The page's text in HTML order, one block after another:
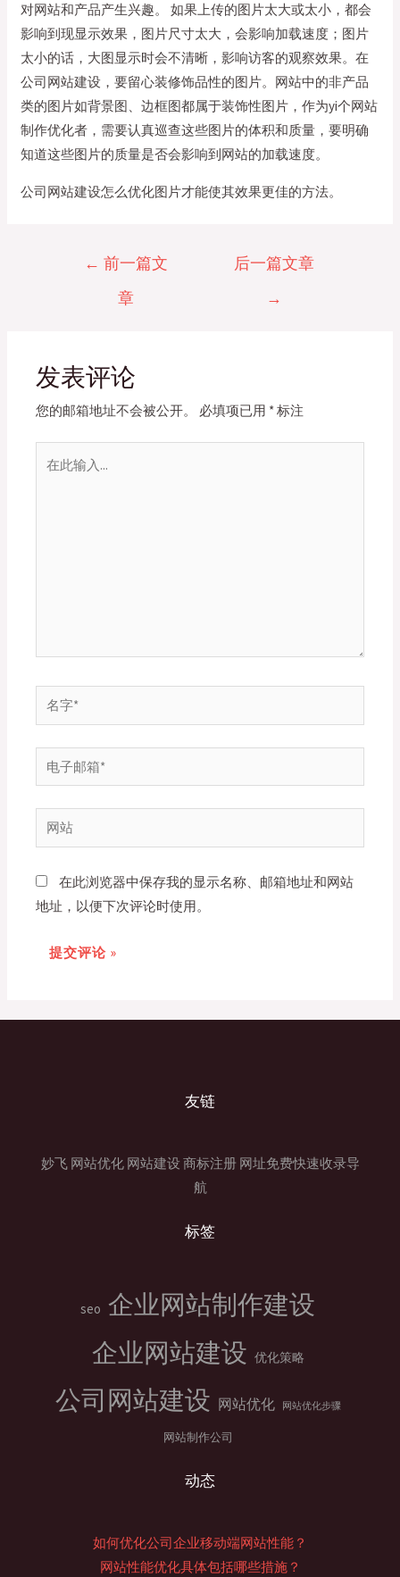
对网站和产品产生兴趣。 如果上传的图片太大或太小，都会
影响到现显示效果，图片尺寸太大，会影响加载速度；图片
太小的话，大图显示时会不清晰，影响访客的观察效果。在
公司网站建设，要留心装修饰品性的图片。网站中的非产品
类的图片如背景图、边框图都属于装饰性图片，作为yi个网站
制作优化者，需要认真巡查这些图片的体积和质量，要明确
知道这些图片的质量是否会影响到网站的加载速度。
公司网站建设怎么优化图片才能使其效果更佳的方法。
← 前一篇文
章
后一篇文章
→
发表评论
您的邮箱地址不会被公开。 必填项已用 *标注
字
*
子
邮
箱
网
站
在此浏览器中保存我的显示名称、邮箱地址和网站
地址，以便下次评论时使用。
友链
妙飞 网站优化 网站建设 商标注册 网址免费快速收录导
航
标签
seo 企业网站制作建设
企业网站建设 优化策略
公司网站建设 网站优化 网站优化步骤
网站制作公司
动态
如何优化公司企业移动端网站性能？
网站性能优化具体包括哪些措施？